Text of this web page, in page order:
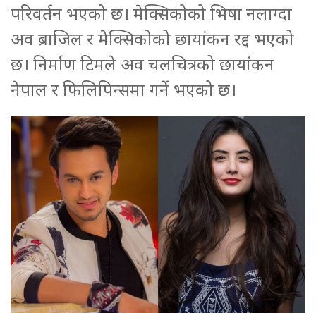
परिवर्तन भएको छ। मेक्सिकोको भिषा नलाग्दा
अव ब्राजिल र मेक्सिकोको छायांकन रद्द भएको
छ। निर्माण टिमले अव चलचित्रको छायांकन
नेपाल र फिलिपिन्समा गर्ने भएको छ।